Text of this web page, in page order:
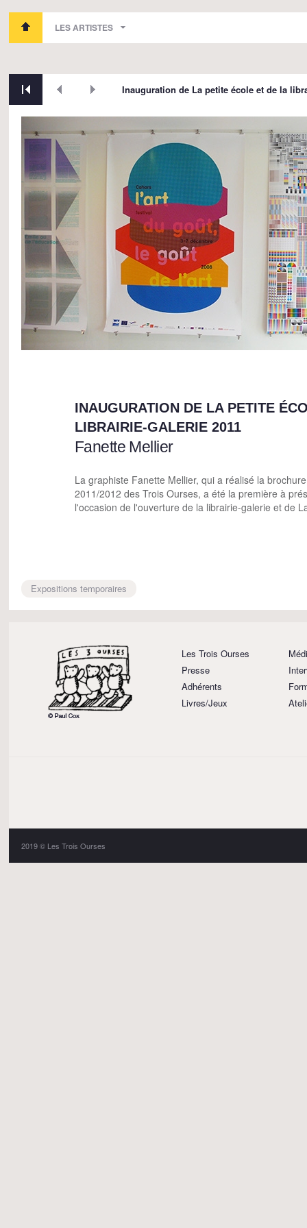
LES ARTISTES
Inauguration de La petite école et de la
INAUGURATION DE LA PETITE
LIBRAIRIE-GALERIE 2011
Fanette Mellier
La graphiste Fanette Mellier, qui a réalisé la
2011/2012 des Trois Ourses, a été la première à
l'occasion de l'ouverture de la librairie-galerie et de
Expositions temporaires
Les Trois Ourses
Presse
Adhérents
Livres/Jeux
2019 © Les Trois Ourses